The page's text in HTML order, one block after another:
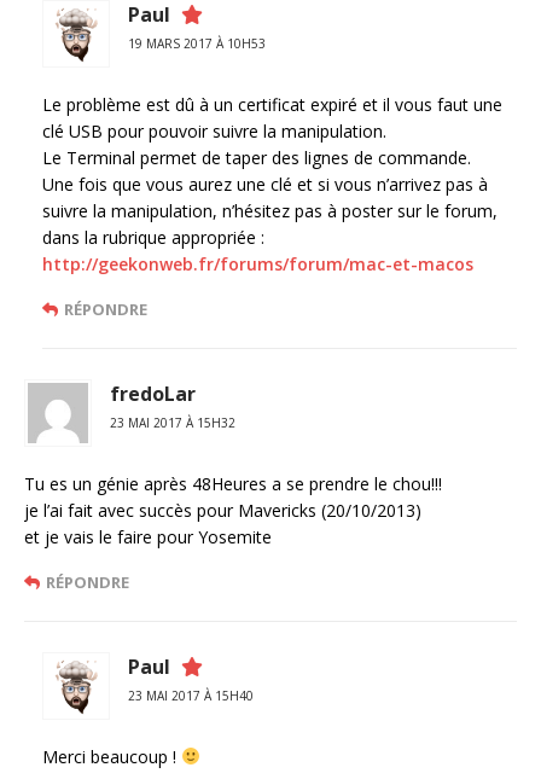
Paul
19 MARS 2017 À 10H53
Le problème est dû à un certificat expiré et il vous faut une
clé USB pour pouvoir suivre la manipulation.
Le Terminal permet de taper des lignes de commande.
Une fois que vous aurez une clé et si vous n’arrivez pas à
suivre la manipulation, n’hésitez pas à poster sur le forum,
dans la rubrique appropriée :
http://geekonweb.fr/forums/forum/mac-et-macos
RÉPONDRE
fredoLar
23 MAI 2017 À 15H32
Tu es un génie après 48Heures a se prendre le chou!!!
je l’ai fait avec succès pour Mavericks (20/10/2013)
et je vais le faire pour Yosemite
RÉPONDRE
Paul
23 MAI 2017 À 15H40
Merci beaucoup !